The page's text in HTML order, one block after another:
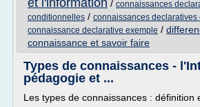
et l'information / connaissances
conditionnelles / connaissances declaratives
connaissance declarative exemple /
connaissance et savoir faire
Types de connaissances -
pédagogie et ...
Les types de connaissances : définition